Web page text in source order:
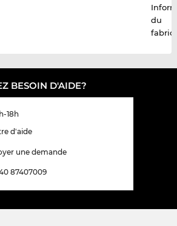
du
BESOIN D'AIDE?
18h
d'aide
une demande
87407009